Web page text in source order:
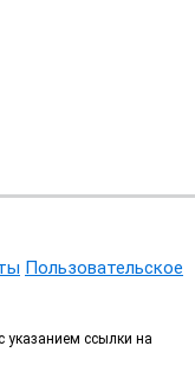
Пользовательское
указанием ссылки на